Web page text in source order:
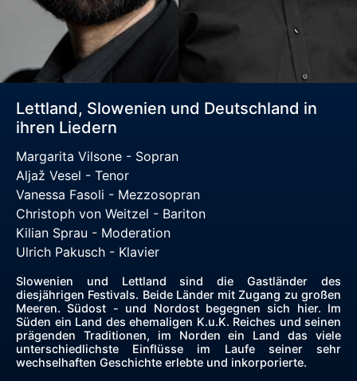
Lettland, Slowenien und Deutschland in
ihren Liedern
Margarita Vilsone - Sopran
Aljaž Vesel - Tenor
Vanessa Fasoli - Mezzosopran
Christoph von Weitzel - Bariton
Kilian Sprau - Moderation
Ulrich Pakusch - Klavier
Slowenien und Lettland sind die Gastländer des
diesjährigen Festivals. Beide Länder mit Zugang zu großen
Meeren. Südost - und Nordost begegnen sich hier. Im
Süden ein Land des ehemaligen K.u.K. Reiches und seinen
prägenden Traditionen, im Norden ein Land das viele
unterschiedlichste Einflüsse im Laufe seiner sehr
wechselhaften Geschichte erlebte und inkorporierte.